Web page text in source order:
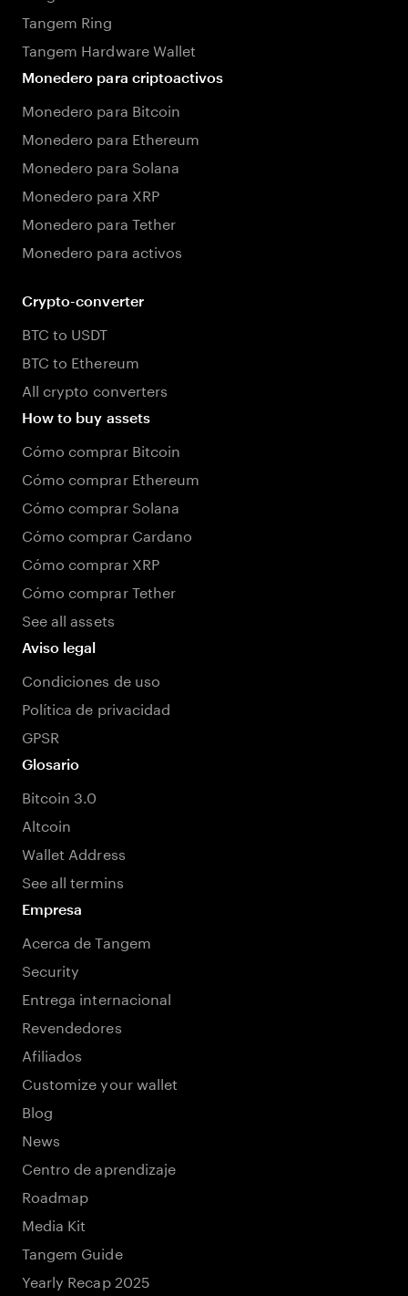
Tangem Ring
Tangem Hardware Wallet
Monedero para criptoactivos
Monedero para Bitcoin
Monedero para Ethereum
Monedero para Solana
Monedero para XRP
Monedero para Tether
Monedero para activos
Crypto-converter
BTC to USDT
BTC to Ethereum
All crypto converters
How to buy assets
Cómo comprar Bitcoin
Cómo comprar Ethereum
Cómo comprar Solana
Cómo comprar Cardano
Cómo comprar XRP
Cómo comprar Tether
See all assets
Aviso legal
Condiciones de uso
Política de privacidad
GPSR
Glosario
Bitcoin 3.0
Altcoin
Wallet Address
See all termins
Empresa
Acerca de Tangem
Security
Entrega internacional
Revendedores
Afiliados
Customize your wallet
Blog
News
Centro de aprendizaje
Roadmap
Media Kit
Tangem Guide
Yearly Recap 2025